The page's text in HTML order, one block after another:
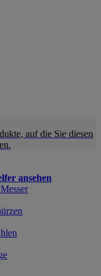
auf die Sie diesen
ansehen